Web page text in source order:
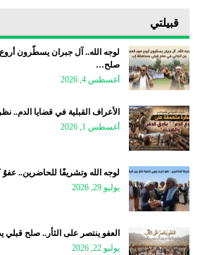
قبيلتي
لوجه الله.. آل جبران يسطّرون
صلح…
أغسطس 4, 2026
الأعراف القبلية في قضايا
أغسطس 1, 2026
لوجه الله وتشريفًا للحاضرين..
يوليو 29, 2026
العفو ينتصر على الثأر.. صلح
يوليو 22, 2026